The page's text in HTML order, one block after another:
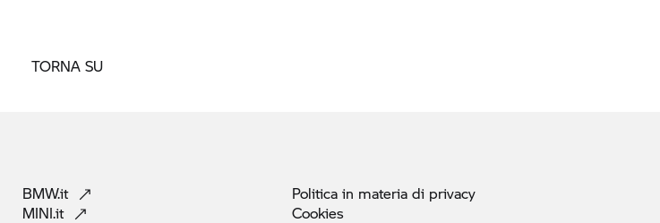
TORNA SU
BMW.it
MINI.it
Politica in materia di privacy
Cookies